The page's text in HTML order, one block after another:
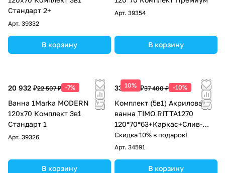
Стандарт 2+
Арт. 39332
В корзину
Арт. 39354
В корзину
20 932 ₽22 507 ₽ -7%
Ванна 1Marka MODERN
120х70 Комплект 3в1
Стандарт 1
Арт. 39326
В корзину
10%
33 660 ₽37 400 ₽ -10%
Комплект (5в1) Акриловая
ванна TIMO RITTA1270
120*70*63+Каркас+Слив-
перелив+Фронтальная
панель+Торцевая панель
Скидка 10% в подарок!
Арт. 34591
В корзину